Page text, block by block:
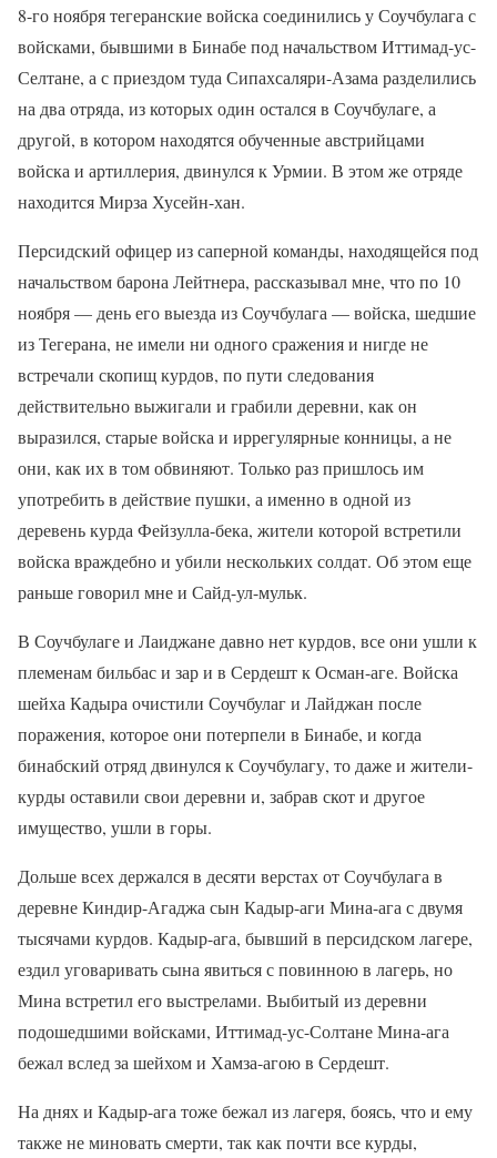
8-го ноября тегеранские войска соединились у Соучбулага с
войсками, бывшими в Бинабе под начальством Иттимад-ус-
Селтане, а с приездом туда Сипахсаляри-Азама разделились
на два отряда, из которых один остался в Соучбулаге, а
другой, в котором находятся обученные австрийцами
войска и артиллерия, двинулся к Урмии. В этом же отряде
находится Мирза Хусейн-хан.
Персидский офицер из саперной команды, находящейся под
начальством барона Лейтнера, рассказывал мне, что по 10
ноября — день его выезда из Соучбулага — войска, шедшие
из Тегерана, не имели ни одного сражения и нигде не
встречали скопищ курдов, по пути следования
действительно выжигали и грабили деревни, как он
выразился, старые войска и иррегулярные конницы, а не
они, как их в том обвиняют. Только раз пришлось им
употребить в действие пушки, а именно в одной из
деревень курда Фейзулла-бека, жители которой встретили
войска враждебно и убили нескольких солдат. Об этом еще
раньше говорил мне и Сайд-ул-мульк.
В Соучбулаге и Лаиджане давно нет курдов, все они ушли к
племенам бильбас и зар и в Сердешт к Осман-аге. Войска
шейха Кадыра очистили Соучбулаг и Лайджан после
поражения, которое они потерпели в Бинабе, и когда
бинабский отряд двинулся к Соучбулагу, то даже и жители-
курды оставили свои деревни и, забрав скот и другое
имущество, ушли в горы.
Дольше всех держался в десяти верстах от Соучбулага в
деревне Киндир-Агаджа сын Кадыр-аги Мина-ага с двумя
тысячами курдов. Кадыр-ага, бывший в персидском лагере,
ездил уговаривать сына явиться с повинною в лагерь, но
Мина встретил его выстрелами. Выбитый из деревни
подошедшими войсками, Иттимад-ус-Солтане Мина-ага
бежал вслед за шейхом и Хамза-агою в Сердешт.
На днях и Кадыр-ага тоже бежал из лагеря, боясь, что и ему
также не миновать смерти, так как почти все курды,